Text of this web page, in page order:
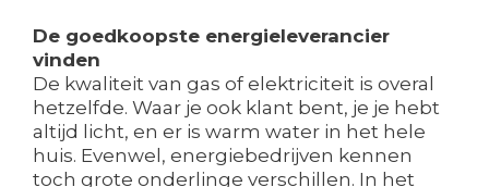
De goedkoopste energieleverancier
vinden
De kwaliteit van gas of elektriciteit is overal
hetzelfde. Waar je ook klant bent, je je hebt
altijd licht, en er is warm water in het hele
huis. Evenwel, energiebedrijven kennen
toch grote onderlinge verschillen. In het